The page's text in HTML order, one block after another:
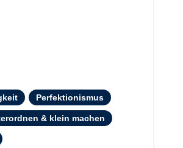
Perfektionismus
& klein machen